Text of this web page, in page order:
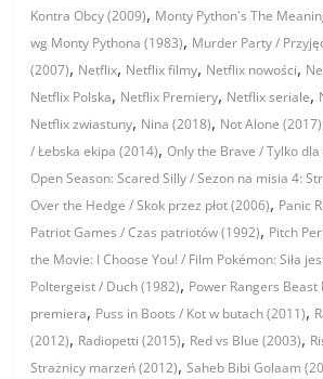
Kontra Obcy (2009), Monty Python's The
wg Monty Pythona (1983), Murder Party /
(2007), Netflix, Netflix filmy, Netflix nowości,
Netflix Polska, Netflix Premiery, Netflix seriale,
Netflix zwiastuny, Nina (2018), Not Alone (2017)
/ Łebska ekipa (2014),Only the Brave / Tylko
Open Season: Scared Silly / Sezon na misia 4:
Over the Hedge / Skok przez płot (2006), Panic
Patriot Games / Czas patriotów (1992), Pitch
the Movie: I Choose You! / Film Pokémon: Siła
Poltergeist / Duch (1982), Power Rangers
premiera, Puss in Boots / Kot w butach (2011),
(2012), Radiopetti (2015), Red vs Blue (2003),
Strażnicy marzeń (2012),Saheb Bibi Golaam